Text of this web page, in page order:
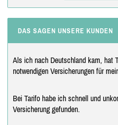
DAS SAGEN UNSERE KUNDEN
Als ich nach Deutschland kam, hat
notwendigen Versicherungen für
Bei Tarifo habe ich schnell und
Versicherung gefunden.